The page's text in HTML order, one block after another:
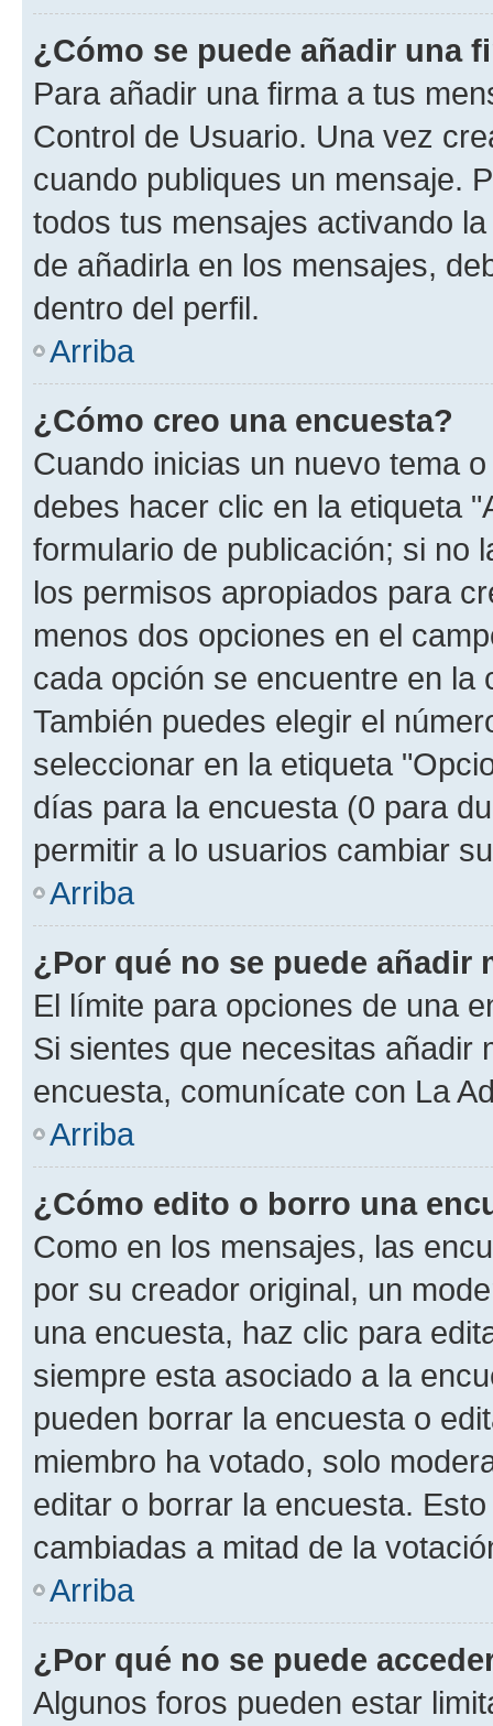
¿Cómo se puede añadir una
Para añadir una firma a tus
Control de Usuario. Una vez
cuando publiques un mensaje.
todos tus mensajes activando
de añadirla en los mensajes,
dentro del perfil.
Arriba
¿Cómo creo una encuesta?
Cuando inicias un nuevo tema
debes hacer clic en la etiqueta
formulario de publicación; si no
los permisos apropiados para
menos dos opciones en el
cada opción se encuentre en
También puedes elegir el
seleccionar en la etiqueta
días para la encuesta (0 para
permitir a lo usuarios cambiar
Arriba
¿Por qué no se puede añadir
El límite para opciones de una
Si sientes que necesitas añadir
encuesta, comunícate con La
Arriba
¿Cómo edito o borro una
Como en los mensajes, las
por su creador original, un
una encuesta, haz clic para
siempre esta asociado a la
pueden borrar la encuesta o
miembro ha votado, solo
editar o borrar la encuesta.
cambiadas a mitad de la
Arriba
¿Por qué no se puede
Algunos foros pueden estar